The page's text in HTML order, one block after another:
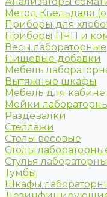
Метод Кьельдаля
Приборы для
Приборы ПЧП и
Весы лабораторные
Пищевые добавки
Мебель
Вытяжные шкафы
Мебель для
Мойки
Раздевалки
Стеллажи
Столы весовые
Столы
Стулья
Тумбы
Шкафы